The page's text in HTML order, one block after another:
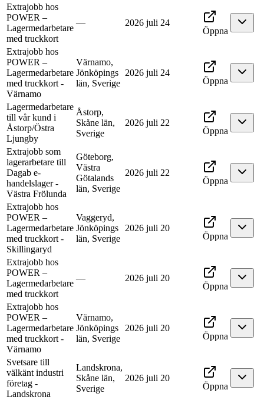
Extrajobb hos
POWER –
Lagermedarbetare
med truckkort
—
2026 juli 24
Öppna
Extrajobb hos
POWER –
Lagermedarbetare
med truckkort -
Värnamo
Värnamo,
Jönköpings
län, Sverige
2026 juli 24
Öppna
Lagermedarbetare
till vår kund i
Åstorp/Östra
Ljungby
Åstorp,
Skåne län,
Sverige
2026 juli 22
Öppna
Extrajobb som
lagerarbetare till
Dagab e-
handelslager -
Västra Frölunda
Göteborg,
Västra
Götalands
län, Sverige
2026 juli 22
Öppna
Extrajobb hos
POWER –
Lagermedarbetare
med truckkort -
Skillingaryd
Vaggeryd,
Jönköpings
län, Sverige
2026 juli 20
Öppna
Extrajobb hos
POWER –
Lagermedarbetare
med truckkort
—
2026 juli 20
Öppna
Extrajobb hos
POWER –
Lagermedarbetare
med truckkort -
Värnamo
Värnamo,
Jönköpings
län, Sverige
2026 juli 20
Öppna
Svetsare till
välkänt industri
företag -
Landskrona
Landskrona,
Skåne län,
Sverige
2026 juli 20
Öppna